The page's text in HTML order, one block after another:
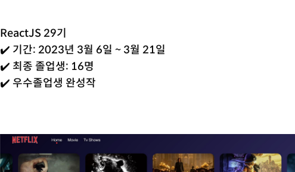
ReactJS 29기
✔️ 기간: 2023년 3월 6일 ~ 3월 21일
✔️ 최종 졸업생: 16명
✔️ 우수졸업생 완성작